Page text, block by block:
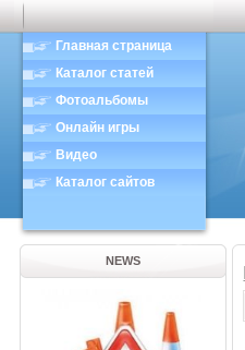
Главная страница
Каталог статей
Фотоальбомы
Онлайн игры
Видео
Каталог сайтов
NEWS